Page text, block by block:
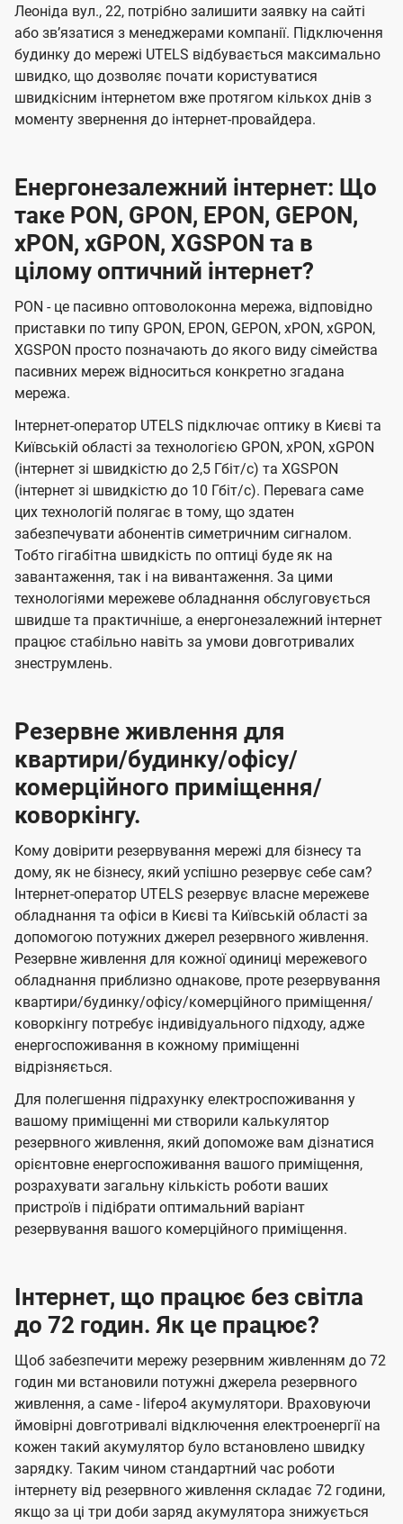
Леоніда вул., 22, потрібно залишити заявку на сайті
або звʼязатися з менеджерами компанії. Підключення
будинку до мережі UTELS відбувається максимально
швидко, що дозволяє почати користуватися
швидкісним інтернетом вже протягом кількох днів з
моменту звернення до інтернет-провайдера.
Енергонезалежний інтернет: Що
таке PON, GPON, EPON, GEPON,
xPON, xGPON, XGSPON та в
цілому оптичний інтернет?
PON - це пасивно оптоволоконна мережа, відповідно
приставки по типу GPON, EPON, GEPON, xPON, xGPON,
XGSPON просто позначають до якого виду сімейства
пасивних мереж відноситься конкретно згадана
мережа.
Інтернет-оператор UTELS підключає оптику в Києві та
Київській області за технологією GPON, xPON, xGPON
(інтернет зі швидкістю до 2,5 Гбіт/с) та XGSPON
(інтернет зі швидкістю до 10 Гбіт/с). Перевага саме
цих технологій полягає в тому, що здатен
забезпечувати абонентів симетричним сигналом.
Тобто гігабітна швидкість по оптиці буде як на
завантаження, так і на вивантаження. За цими
технологіями мережеве обладнання обслуговується
швидше та практичніше, а енергонезалежний інтернет
працює стабільно навіть за умови довготривалих
знеструмлень.
Резервне живлення для
квартири/будинку/офісу/
комерційного приміщення/
коворкінгу.
Кому довірити резервування мережі для бізнесу та
дому, як не бізнесу, який успішно резервує себе сам?
Інтернет-оператор UTELS резервує власне мережеве
обладнання та офіси в Києві та Київській області за
допомогою потужних джерел резервного живлення.
Резервне живлення для кожної одиниці мережевого
обладнання приблизно однакове, проте резервування
квартири/будинку/офісу/комерційного приміщення/
коворкінгу потребує індивідуального підходу, адже
енергоспоживання в кожному приміщенні
відрізняється.
Для полегшення підрахунку електроспоживання у
вашому приміщенні ми створили калькулятор
резервного живлення, який допоможе вам дізнатися
орієнтовне енергоспоживання вашого приміщення,
розрахувати загальну кількість роботи ваших
пристроїв і підібрати оптимальний варіант
резервування вашого комерційного приміщення.
Інтернет, що працює без світла
до 72 годин. Як це працює?
Щоб забезпечити мережу резервним живленням до 72
годин ми встановили потужні джерела резервного
живлення, а саме - lifepo4 акумулятори. Враховуючи
ймовірні довготривалі відключення електроенергії на
кожен такий акумулятор було встановлено швидку
зарядку. Таким чином стандартний час роботи
інтернету від резервного живлення складає 72 години,
якщо за ці три доби заряд акумулятора знижується